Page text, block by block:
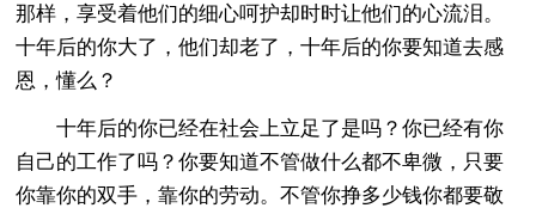
那样，享受着他们的细心呵护却时时让他们的心流泪。
十年后的你大了，他们却老了，十年后的你要知道去感
恩，懂么？
十年后的你已经在社会上立足了是吗？你已经有你
自己的工作了吗？你要知道不管做什么都不卑微，只要
你靠你的双手，靠你的劳动。不管你挣多少钱你都要敬